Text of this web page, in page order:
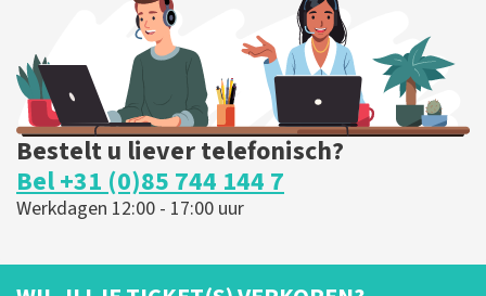
Bestelt u liever telefonisch?
Bel +31 (0)85 744 144 7
Werkdagen 12:00 - 17:00 uur